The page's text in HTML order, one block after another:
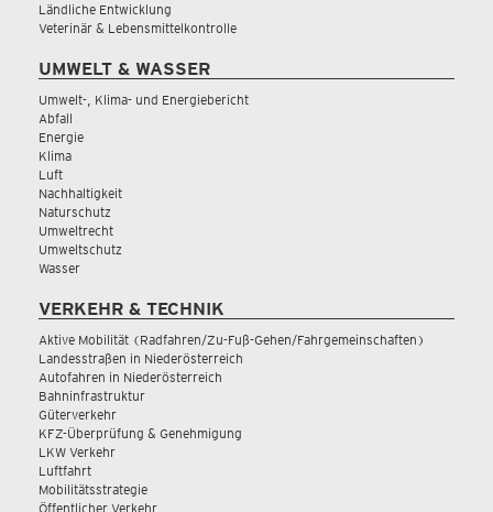
Ländliche Entwicklung
Veterinär & Lebensmittelkontrolle
UMWELT & WASSER
Umwelt-, Klima- und Energiebericht
Abfall
Energie
Klima
Luft
Nachhaltigkeit
Naturschutz
Umweltrecht
Umweltschutz
Wasser
VERKEHR & TECHNIK
Aktive Mobilität (Radfahren/Zu-Fuß-Gehen/Fahrgemeinschaften)
Landesstraßen in Niederösterreich
Autofahren in Niederösterreich
Bahninfrastruktur
Güterverkehr
KFZ-Überprüfung & Genehmigung
LKW Verkehr
Luftfahrt
Mobilitätsstrategie
Öffentlicher Verkehr